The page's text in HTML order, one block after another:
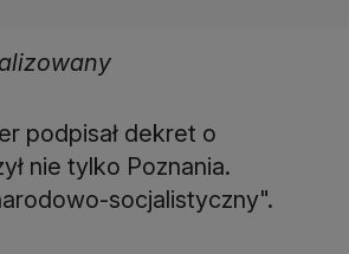
podpisał dekret o
nie tylko Poznania.
socjalistyczny".